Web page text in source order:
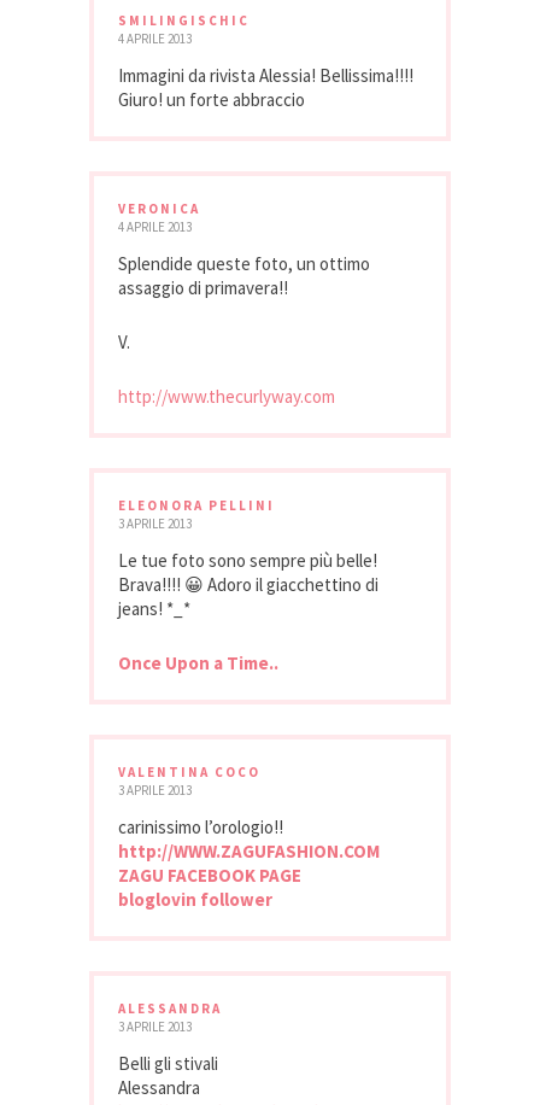
SMILINGISCHIC
4 APRILE 2013
Immagini da rivista Alessia! Bellissima!!!!
Giuro! un forte abbraccio
VERONICA
4 APRILE 2013
Splendide queste foto, un ottimo
assaggio di primavera!!
V.
http://www.thecurlyway.com
ELEONORA PELLINI
3 APRILE 2013
Le tue foto sono sempre più belle!
Brava!!!! 😀 Adoro il giacchettino di
jeans! *_*
Once Upon a Time..
VALENTINA COCO
3 APRILE 2013
carinissimo l’orologio!!
http://WWW.ZAGUFASHION.COM
ZAGU FACEBOOK PAGE
bloglovin follower
ALESSANDRA
3 APRILE 2013
Belli gli stivali
Alessandra